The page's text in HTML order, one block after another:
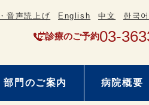
音声読上げ English 中文 한국어
診療のご予約03-
部門のご案内 病院概要